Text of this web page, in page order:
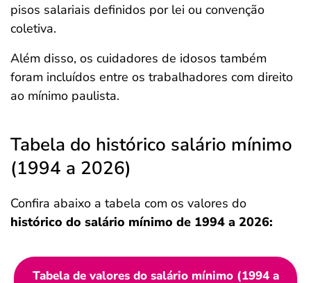
pisos salariais definidos por lei ou convenção
coletiva.
Além disso, os cuidadores de idosos também
foram incluídos entre os trabalhadores com direito
ao mínimo paulista.
Tabela do histórico salário mínimo
(1994 a 2026)
Confira abaixo a tabela com os valores do
histórico do salário mínimo de 1994 a 2026:
Tabela de valores do salário mínimo (1994 a